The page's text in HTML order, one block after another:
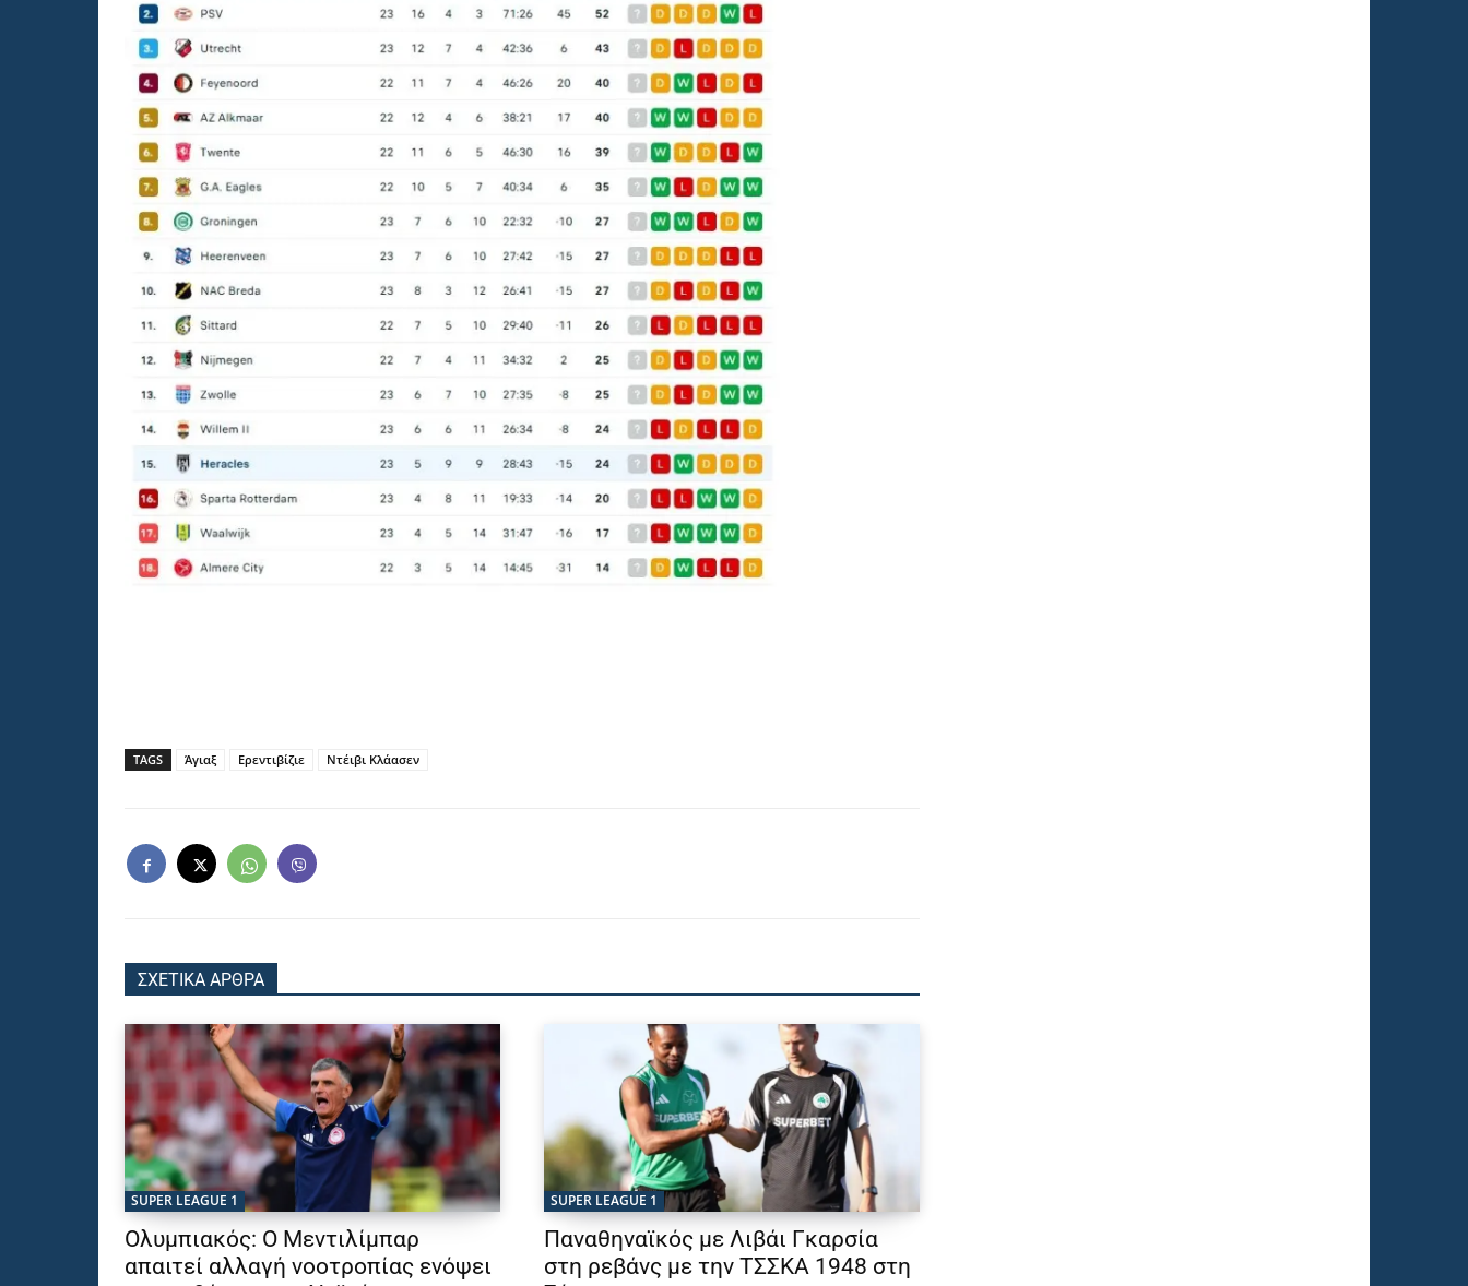
TAGS Άγιαξ Ερεντιβίζιε Ντέιβι Κλάασεν
ΣΧΕΤΙΚΑ ΑΡΘΡΑ
SUPER LEAGUE 1
Ολυμπιακός: Ο Μεντιλίμπαρ
απαιτεί αλλαγή νοοτροπίας ενόψει
SUPER LEAGUE 1
Παναθηναϊκός με Λιβάι Γκαρσία
στη ρεβάνς με την ΤΣΣΚΑ 1948 στη